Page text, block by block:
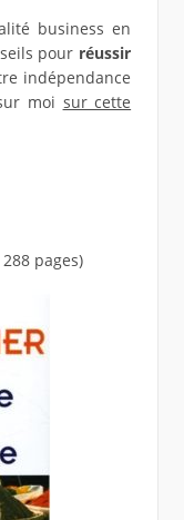
business en
pour réussir
indépendance
moi sur cette
pages)